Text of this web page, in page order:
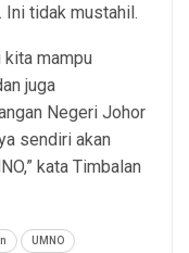
Ini tidak mustahil.
kita mampu
juga
Negeri Johor
sendiri akan
kata Timbalan
UMNO